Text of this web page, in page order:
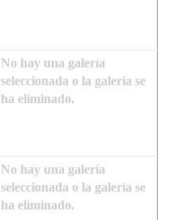
No hay una galería
seleccionada o la galería se
ha eliminado.
No hay una galería
seleccionada o la galería se
ha eliminado.